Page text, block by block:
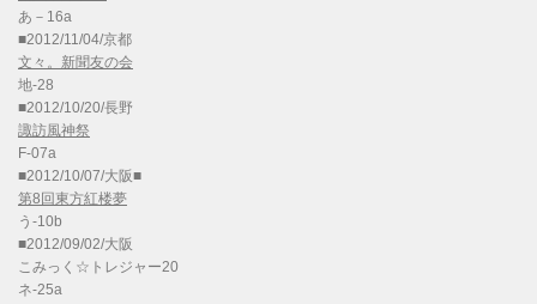
あ－16a
■2012/11/04/京都
文々。新聞友の会
地-28
■2012/10/20/長野
諏訪風神祭
F-07a
■2012/10/07/大阪■
第8回東方紅楼夢
う-10b
■2012/09/02/大阪
こみっく☆トレジャー20
ネ-25a